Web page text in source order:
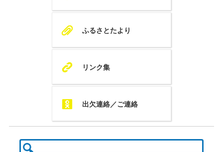
A ふるさとたより
K リンク集
Q 出欠連絡／ご連絡
検
索: